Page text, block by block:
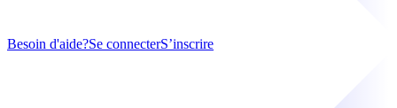
Besoin d'aide?Se connecterS’inscrire